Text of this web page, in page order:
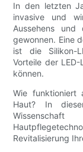
In den letzten
invasive und
Aussehens
gewonnen. Eine
ist die Silikon-
Vorteile der
können.
Wie funktioniert
Haut? In
Revitalisierung